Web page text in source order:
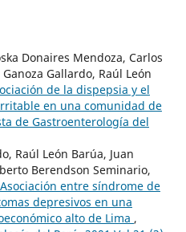
Donaires Mendoza, Carlos
Gallardo, Raúl León
de la dispepsia y el
en una comunidad de
de Gastroenterología del
Raúl León Barúa, Juan
Berendson Seminario,
Asociación entre síndrome de
depresivos en una
alto de Lima ,